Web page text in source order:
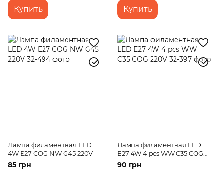
Купить Купить
Лампа филаментная LED
4W E27 COG NW G45 220V
85 грн
Лампа филаментная LED
E27 4W 4 pcs WW C35 COG
220V
90 грн